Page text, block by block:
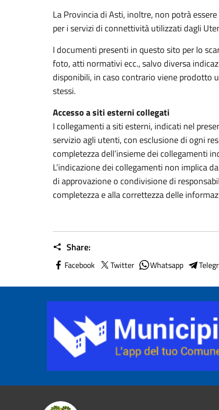
La Provincia di Asti, inoltre, non potrà
per i servizi di connettività utilizzati dagli
I documenti presenti in questo sito per lo
foto, atti normativi ecc., salvo diversa
disponibili, in caso contrario viene prodotto
stessi.
Accesso a siti esterni collegati
I collegamenti a siti esterni, indicati nel
servizio agli utenti, con esclusione di ogni
completezza dell’insieme dei collegamenti
L’indicazione dei collegamenti non implica
di approvazione o condivisione di
completezza e alla correttezza delle
Share:
Facebook Twitter Whatsapp